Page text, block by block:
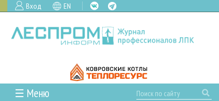
Вход EN
☰ Меню